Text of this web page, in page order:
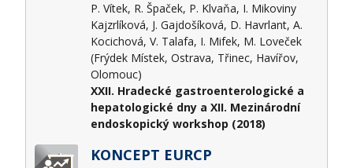
P. Vítek, R. Špaček, P. Klvaňa, I. Mikoviny
Kajzrlíková, J. Gajdošíková, D. Havrlant, A.
Kocichová, V. Talafa, I. Mifek, M. Loveček
(Frýdek Místek, Ostrava, Třinec, Havířov,
Olomouc)
XXII. Hradecké gastroenterologické a
hepatologické dny a XII. Mezinárodní
endoskopický workshop (2018)
KONCEPT EURCP